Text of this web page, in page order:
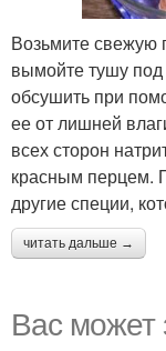
Возьмите свежую
вымойте тушу
обсушить при
ее от лишней
всех сторон
красным перцем.
другие специи,
читать дальше →
Вас может